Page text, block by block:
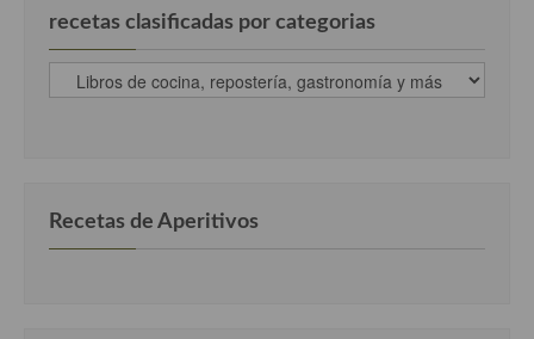
recetas clasificadas por categorias
recetas
clasificadas
Recetas de Aperitivos